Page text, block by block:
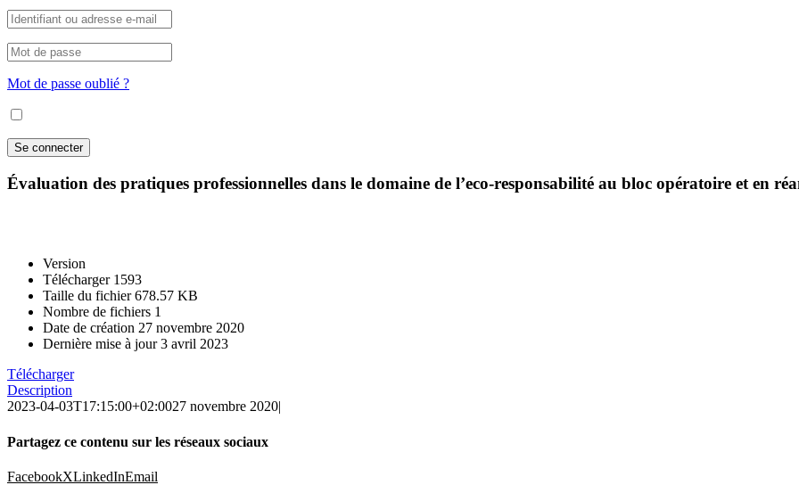
Mot de passe oublié ?
Évaluation des pratiques professionnelles dans le domaine de l’eco-responsabilité au bloc opératoire et en
Version
Télécharger 1593
Taille du fichier678.57 KB
Nombre de fichiers 1
Date de création 27 novembre 2020
Dernière mise à jour3 avril 2023
Télécharger
Description
2023-04-03T17:15:00+02:0027 novembre 2020|
Partagez ce contenu sur les réseaux sociaux
FacebookXLinkedInEmail